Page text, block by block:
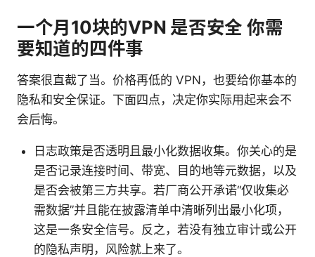
一个月10块的VPN 是否安全 你需
要知道的四件事
答案很直截了当。价格再低的 VPN，也要给你基本的
隐私和安全保证。下面四点，决定你实际用起来会不
会后悔。
日志政策是否透明且最小化数据收集。你关心的是
是否记录连接时间、带宽、目的地等元数据，以及
是否会被第三方共享。若厂商公开承诺“仅收集必
需数据”并且能在披露清单中清晰列出最小化项，
这是一条安全信号。反之，若没有独立审计或公开
的隐私声明，风险就上来了。